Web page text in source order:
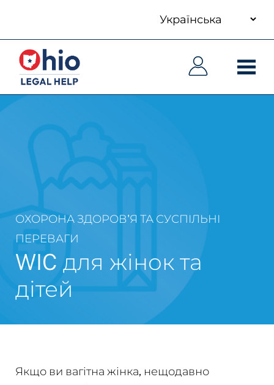
main
content
language
Основна
навіґація
Основна
навіґація
ОХОРОНА ЗДОРОВ'Я ТА СУСПІЛЬНІ
ПЕРЕВАГИ
WIC для жінок та
дітей
Якщо ви вагітна жінка, нещодавно